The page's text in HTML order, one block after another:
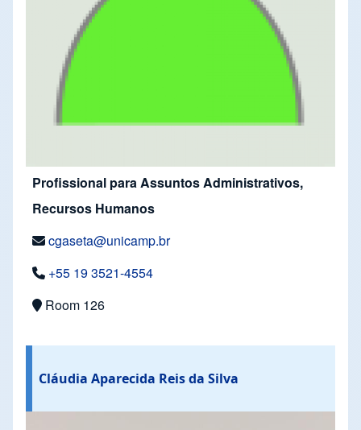
Profissional para Assuntos Administrativos,
Recursos Humanos
cgaseta@unicamp.br
+55 19 3521-4554
Room 126
Cláudia Aparecida Reis da Silva